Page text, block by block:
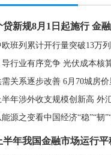
贷新规8月1日起施行 金
欧班列累计开行量突破13万
导行业有序竞争 光伏成本核
需关系逐步改善 6月70城房
半年涉外收支规模创新高 外
源之变看中国经济“稳”“韧
半年我国金融市场运行平